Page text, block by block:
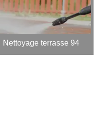
Nettoyage terrasse 94